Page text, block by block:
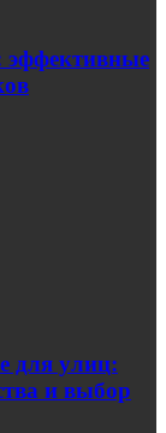
эффективные
для улиц:
и выбор